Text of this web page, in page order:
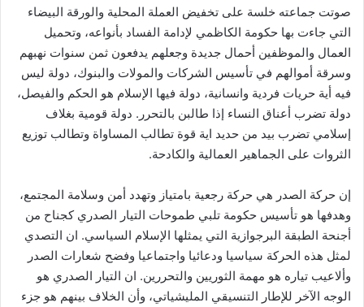
صوتت جماعته خلسة على تخفيض العملة المحلية والورقة البيضاء
التي جاءت بها حكومة الكاظمي لإدامة الفساد بأنواعه، وتحميل
العمال والموظفين أحمال جديدة وجعلهم يدفعون ثمن سنوات نهبهم
وسرقة أموالهم في تأسيس الشركات والمولات والبنوك، دولة ليس
فيه أية حريات فردية وانسانية، دولة فيها الإسلام هو الحكم والفيصل،
دولة تضرب أعناق النساء إذا طالبن بالتحرر. دولة قومية بغلاف
إسلامي تضرب بيد من حديد اية قوة تطالب المساواة وتطالب توزيع
الثروات على الجماهير العمالية والكادحة.
إن حركة الصدر هي حركة رجعية بامتياز وتهدد أمن وسلامة المجتمع،
وهدفها هو تأسيس حكومة تلبي طموحات التيار الصدري كجناح من
أجنحة الطبقة البرجوازية التي يمثلها الإسلام السياسي. ان التصدي
لمثل هذه الحركة سياسيا ودعائيا واجتماعيا وفضح شعارات الصدر
وألاعيب تياره هو مهمة الثوريين والتحررين. ان التيار الصدري هو
الوجه الآخر للإطار التنسيقي المليشياتي، وأن الخلاف بينهم هو جزء